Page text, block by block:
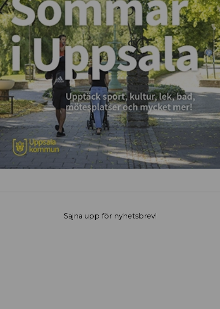
Sajna upp för nyhetsbrev!